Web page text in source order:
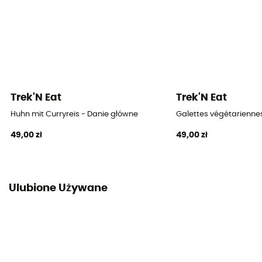
Trek'N Eat
Huhn mit Curryreis - Danie główne
49,00 zł
Trek'N Eat
Galettes
49,00 zł
Ulubione Używane